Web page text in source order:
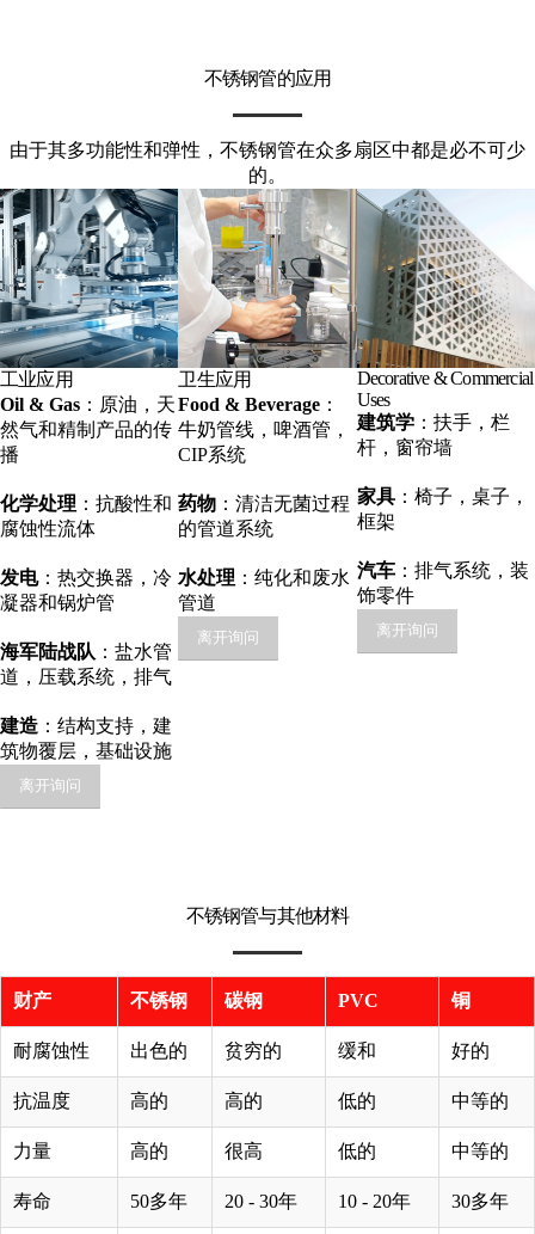
不锈钢管的应用
由于其多功能性和弹性，不锈钢管在众多扇区中都是必不可少
的。
工业应用
Oil & Gas ：原油，天
然气和精制产品的传
播
化学处理 ：抗酸性和
腐蚀性流体
发电：热交换器，冷
凝器和锅炉管
海军陆战队 ：盐水管
道，压载系统，排气
建造 ：结构支持，建
筑物覆层，基础设施
离开询问
卫生应用
Food & Beverage ：
牛奶管线，啤酒管，
CIP系统
药物 ：清洁无菌过程
的管道系统
水处理 ：纯化和废水
管道
离开询问
Decorative & Commercial
Uses
建筑学：扶手，栏
杆，窗帘墙
家具：椅子，桌子，
框架
汽车：排气系统，装
饰零件
离开询问
不锈钢管与其他材料
财产 不锈钢 碳钢 PVC 铜
耐腐蚀性 出色的 贫穷的 缓和 好的
抗温度 高的 高的 低的 中等的
力量 高的 很高 低的 中等的
寿命 50多年 20 - 30年 10 - 20年 30多年